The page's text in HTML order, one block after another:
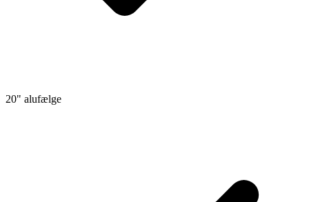
20" alufælge